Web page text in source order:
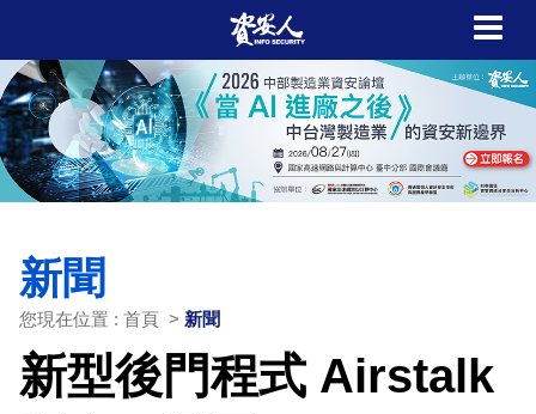
新聞
您現在位置 : 首頁 > 新聞
新型後門程式 Airstalk